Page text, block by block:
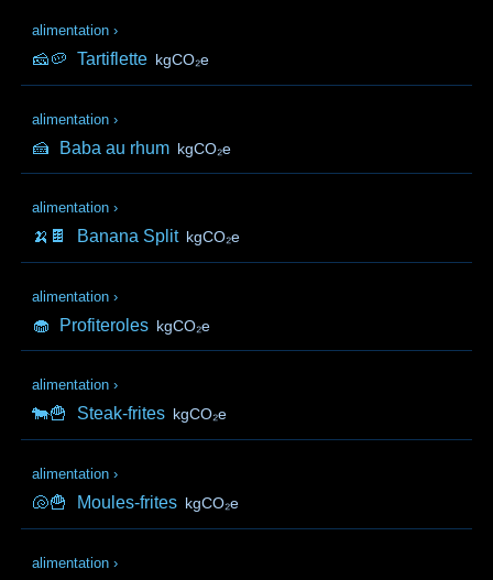
alimentation ›
🧀🥔 Tartiflette kgCO₂e
alimentation ›
🍰 Baba au rhum kgCO₂e
alimentation ›
🍌🍫 Banana Split kgCO₂e
alimentation ›
🧁 Profiteroles kgCO₂e
alimentation ›
🐄🍟 Steak-frites kgCO₂e
alimentation ›
🐚🍟 Moules-frites kgCO₂e
alimentation ›